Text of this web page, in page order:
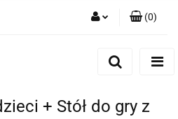
(0)
+ Stół do gry z